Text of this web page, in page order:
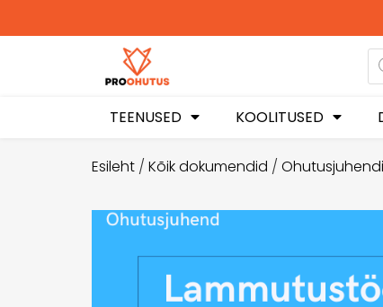
soodustusega!
TEENUSED KOOLITUSED
Esileht / Kõik dokumendid /